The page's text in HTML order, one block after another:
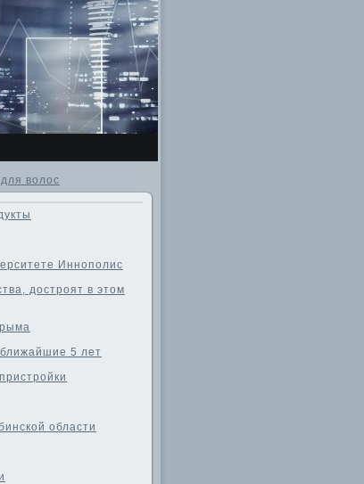
волос
Иннополис
достроят в этом
5 лет
области